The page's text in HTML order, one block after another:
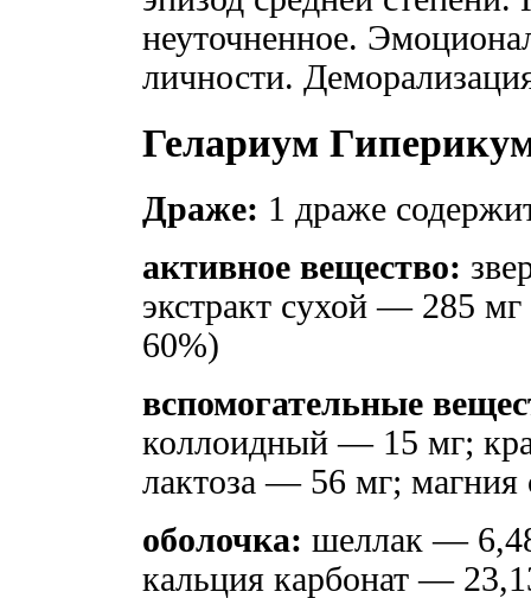
неуточненное.
личности.
Гелариум
Драже: 1 драже
активное вещество:
экстракт сухой — 285
60%)
вспомогательные
коллоидный — 15 мг;
лактоза — 56 мг;
оболочка: шеллак —
кальция карбонат —